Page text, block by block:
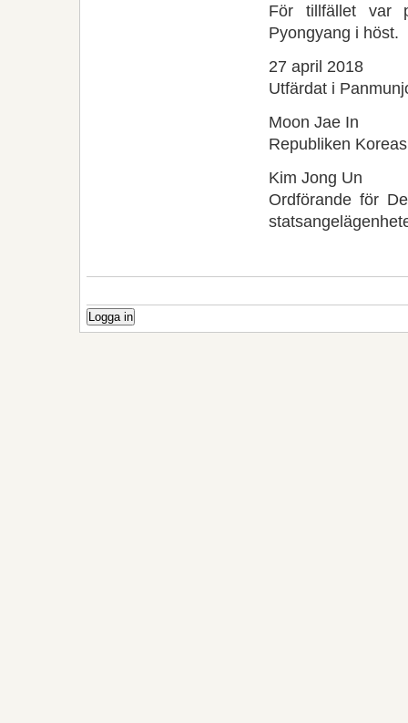
För tillfället var
Pyongyang i höst.
27 april 2018
Utfärdat i
Moon Jae In
Republiken
Kim Jong Un
Ordförande för
Logga in